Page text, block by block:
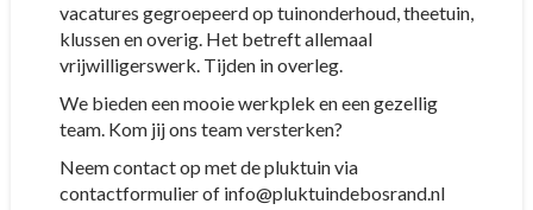
vacatures gegroepeerd op tuinonderhoud, theetuin,
klussen en overig. Het betreft allemaal
vrijwilligerswerk. Tijden in overleg.
We bieden een mooie werkplek en een gezellig
team. Kom jij ons team versterken?
Neem contact op met de pluktuin via
contactformulier of info@pluktuindebosrand.nl